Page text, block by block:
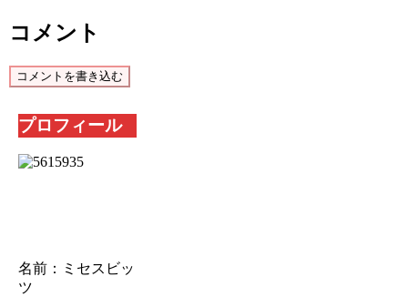
コメント
コメントを書き込む
プロフィール
名前：ミセスビッ
ツ